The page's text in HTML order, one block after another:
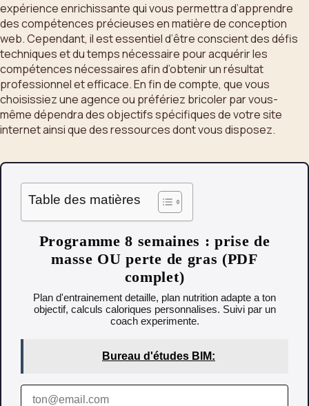
expérience enrichissante qui vous permettra d’apprendre
des compétences précieuses en matière de conception
web. Cependant, il est essentiel d’être conscient des défis
techniques et du temps nécessaire pour acquérir les
compétences nécessaires afin d’obtenir un résultat
professionnel et efficace. En fin de compte, que vous
choisissiez une agence ou préfériez bricoler par vous-
même dépendra des objectifs spécifiques de votre site
internet ainsi que des ressources dont vous disposez.
Table des matières
Programme 8 semaines : prise de
masse OU perte de gras (PDF
complet)
Plan d'entrainement detaille, plan nutrition adapte a ton
objectif, calculs caloriques personnalises. Suivi par un
coach experimente.
Bureau d'études BIM: